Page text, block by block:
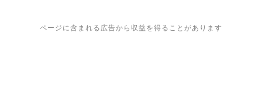
ページに含まれる広告から収益を得ることがあります